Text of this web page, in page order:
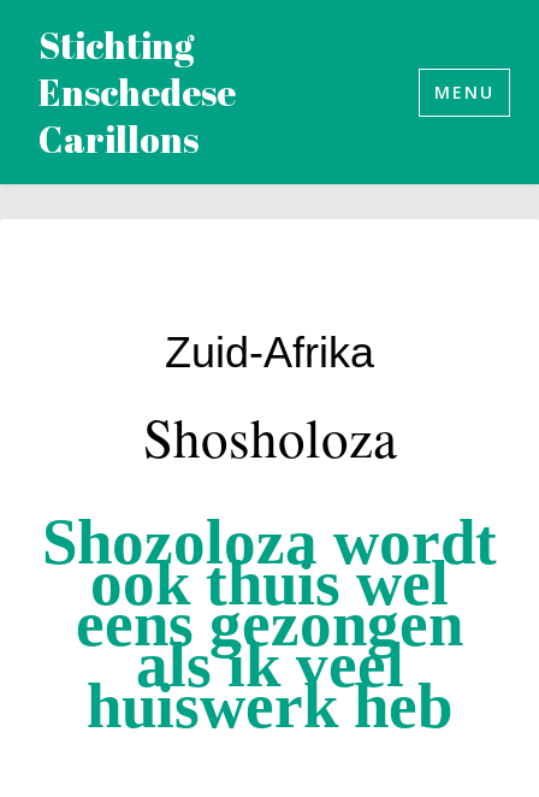
inhoud
springen
Stichting
Enschedese
Carillons
MENU
Zuid-Afrika
Shosholoza
Shozoloza wordt
ook thuis wel
eens gezongen
als ik veel
huiswerk heb